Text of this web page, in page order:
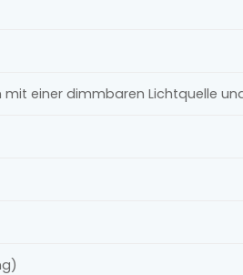
mit einer dimmbaren Lichtquelle